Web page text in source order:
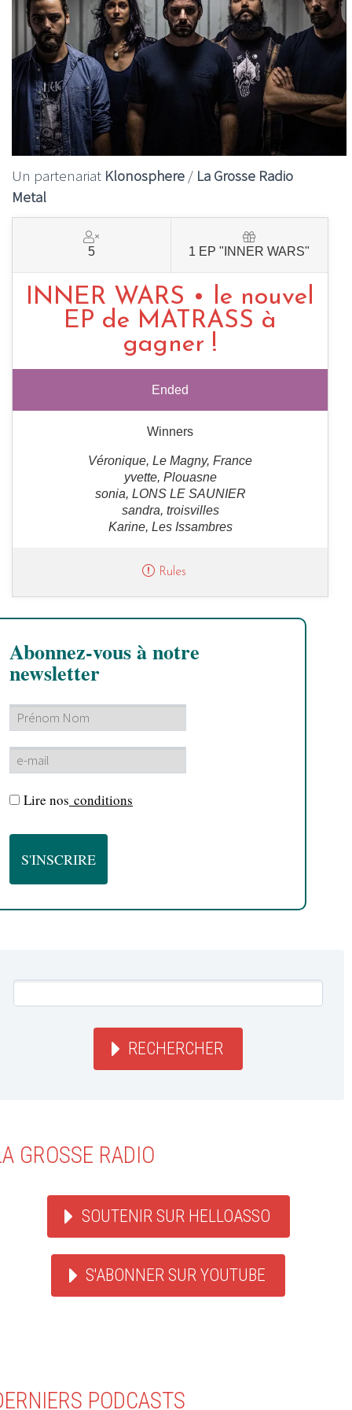
Un partenariat Klonosphere / La Grosse Radio
Metal
5 1 EP "INNER WARS"
INNER WARS • le nouvel
EP de MATRASS à
gagner !
Ended
Winners
Véronique, Le Magny, France
yvette, Plouasne
sonia, LONS LE SAUNIER
sandra, troisvilles
Karine, Les Issambres
Rules
Abonnez-vous à notre
newsletter
Lire nos conditions
RECHERCHER
GROSSE RADIO
SOUTENIR SUR HELLOASSO
S'ABONNER SUR YOUTUBE
PODCASTS